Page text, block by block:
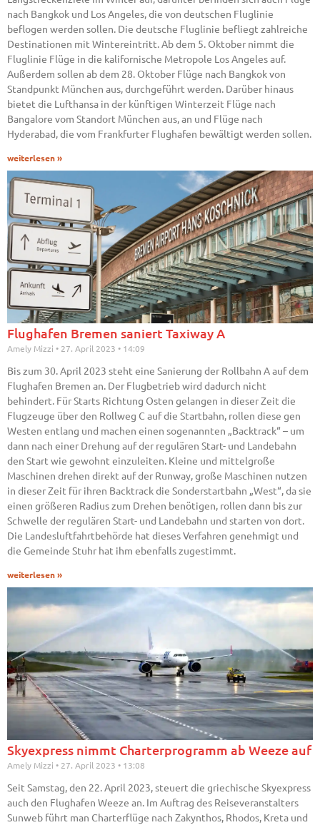
nach Bangkok und Los Angeles, die von deutschen Fluglinie
beflogen werden sollen. Die deutsche Fluglinie befliegt zahlreiche
Destinationen mit Wintereintritt. Ab dem 5. Oktober nimmt die
Fluglinie Flüge in die kalifornische Metropole Los Angeles auf.
Außerdem sollen ab dem 28. Oktober Flüge nach Bangkok von
Standpunkt München aus, durchgeführt werden. Darüber hinaus
bietet die Lufthansa in der künftigen Winterzeit Flüge nach
Bangalore vom Standort München aus, an und Flüge nach
Hyderabad, die vom Frankfurter Flughafen bewältigt werden sollen.
weiterlesen »
Flughafen Bremen saniert Taxiway A
Amely Mizzi 27. April 2023 14:09
Bis zum 30. April 2023 steht eine Sanierung der Rollbahn A auf dem
Flughafen Bremen an. Der Flugbetrieb wird dadurch nicht
behindert. Für Starts Richtung Osten gelangen in dieser Zeit die
Flugzeuge über den Rollweg C auf die Startbahn, rollen diese gen
Westen entlang und machen einen sogenannten „Backtrack“ – um
dann nach einer Drehung auf der regulären Start- und Landebahn
den Start wie gewohnt einzuleiten. Kleine und mittelgroße
Maschinen drehen direkt auf der Runway, große Maschinen nutzen
in dieser Zeit für ihren Backtrack die Sonderstartbahn „West“, da sie
einen größeren Radius zum Drehen benötigen, rollen dann bis zur
Schwelle der regulären Start- und Landebahn und starten von dort.
Die Landesluftfahrtbehörde hat dieses Verfahren genehmigt und
die Gemeinde Stuhr hat ihm ebenfalls zugestimmt.
weiterlesen »
Skyexpress nimmt Charterprogramm ab Weeze auf
Amely Mizzi 27. April 2023 13:08
Seit Samstag, den 22. April 2023, steuert die griechische Skyexpress
auch den Flughafen Weeze an. Im Auftrag des Reiseveranstalters
Sunweb führt man Charterflüge nach Zakynthos, Rhodos, Kreta und